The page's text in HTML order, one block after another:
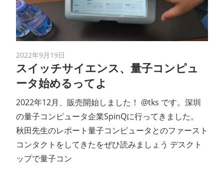
2022年9月19日
スイッチサイエンス、量子コンピュ
ータ始めるってよ
2022年12月、販売開始しました！ @tks です。深圳
の量子コンピュータ企業SpinQに行ってきました。
秋田先生のレポート量子コンピュータとのファースト
コンタクトをしてきたをぜひ読みましょう デスクト
ップで量子コン